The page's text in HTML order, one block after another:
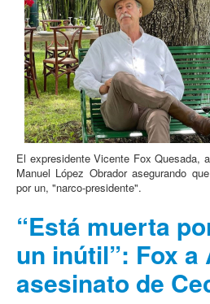
El expresidente Vicente Fox Quesada,
Manuel López Obrador asegurando
por un, "narco-presidente".
“Está muerta
un inútil”: Fox a
asesinato de